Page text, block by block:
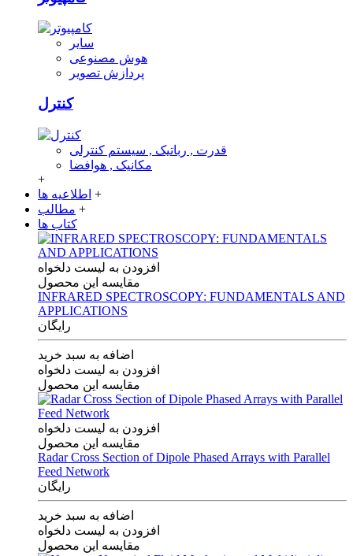
سایر
هوش مصنوعی
پردازش تصویر
کنترل
قدرت , رباتیک , سیستم کنترلی
مکانیک , هوافضا
+
اطلاعیه ها +
مطالب +
کتاب ها
افزودن به لیست دلخواه
مقایسه این محصول
INFRARED SPECTROSCOPY: FUNDAMENTALS AND
APPLICATIONS
رایگان
اضافه به سبد خرید
افزودن به لیست دلخواه
مقایسه این محصول
افزودن به لیست دلخواه
مقایسه این محصول
Radar Cross Section of Dipole Phased Arrays with Parallel
Feed Network
رایگان
اضافه به سبد خرید
افزودن به لیست دلخواه
مقایسه این محصول